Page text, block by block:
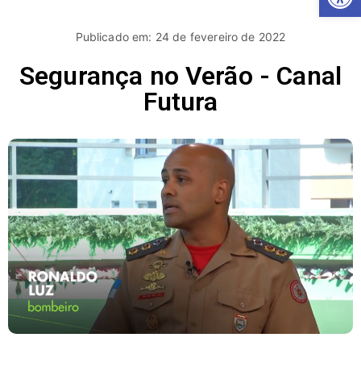
Publicado em: 24 de fevereiro de 2022
Segurança no Verão - Canal
Futura